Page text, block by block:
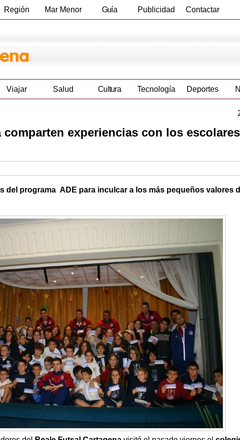
Región Mar Menor Guía Publicidad Contactar
Viajar Salud Cultura Tecnología Deportes
experiencias con los
del programa ADE para inculcar a los más pequeños valores